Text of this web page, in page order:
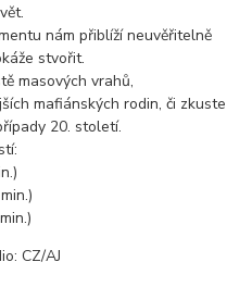
nám přiblíží neuvěřitelně
stvořit.
masových vrahů,
mafiánských rodin, či zkuste
20. století.
CZ/AJ